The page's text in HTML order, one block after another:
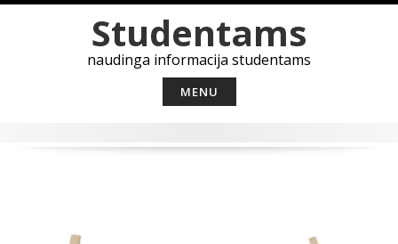
to
content
Studentams
naudinga informacija studentams
MENU